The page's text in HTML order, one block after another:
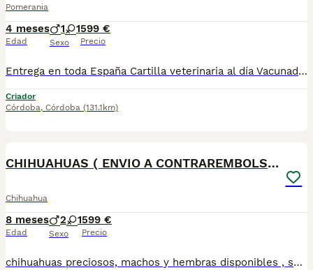
Pomerania
4 meses
Edad
1 1
Sexo
599 €
Precio
Entrega en toda España Cartilla veterinaria al día Vacunados y desparasitados según edad Microchip incluido Revisados por veterinario Cachorros socializados y acostumbrados al contacto humano Asesoramiento antes y después de la entrega 670864332 ADEMAS NO COBRAMOS NI UN EURO POR ADELANTADO , PASA QUE PAGAS Y LUEGO NO TE LLEGA NADA !!!!! los cachorros están socializados y en perfectas condiciones , mejor escríbenos al what y te detallamos info si quieres tener una buena experiencia este es tu sitio. . GRACIAS ,,, , , , , , , .......................................................................
Criador
Córdoba, Córdoba (131.1km)
CHIHUAHUAS ( ENVIO A CONTRAREMBOLSO )
Chihuahua
8 meses
Edad
2 1
Sexo
599 €
Precio
chihuahuas preciosos, machos y hembras disponibles , se entregan con todo al dia respecto a documentación y condiciones sanitarias , tanto así que hacemos entregas totalmente personalizadas y sin un euro por adelantado , obtenerse personas no aptas para tener perros , solo personas responsables. hacemos entregas a toda ESPAÑA . mas info 610864702